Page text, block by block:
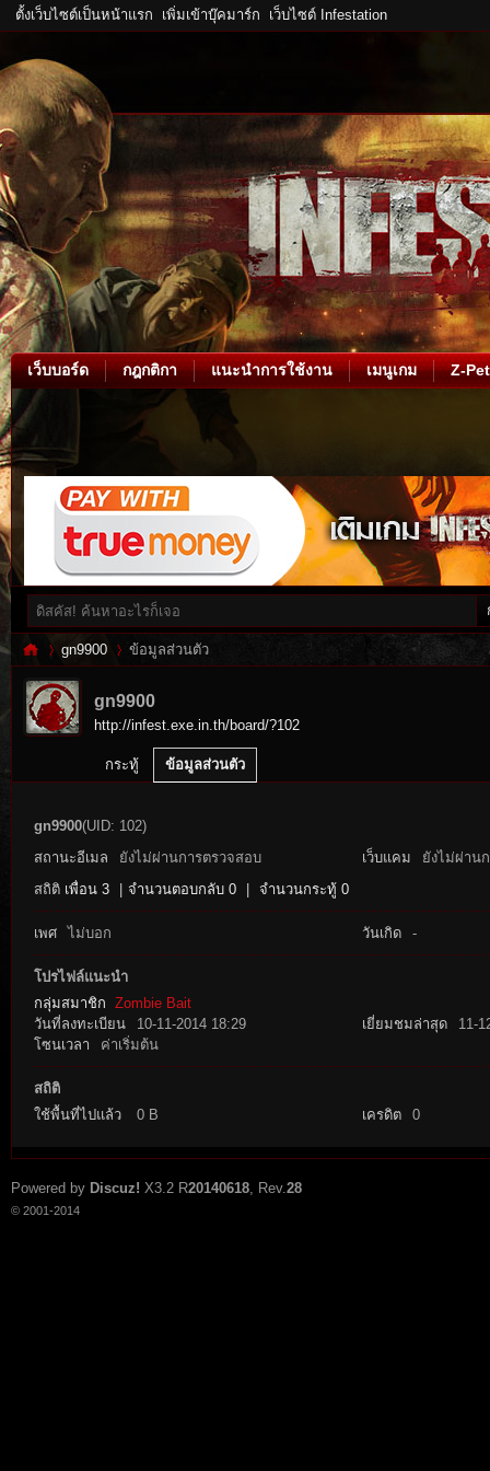
ตั้งเว็บไซต์เป็นหน้าแรก เพิ่มเข้าบุ๊คมาร์ก เว็บไซต์ Infestation
เว็บบอร์ด กฎกติกา แนะนำการใช้งาน เมนูเกม Z-Pet
gn9900 ข้อมูลส่วนตัว
gn9900
http://infest.exe.in.th/board/?102
กระทู้ ข้อมูลส่วนตัว
gn9900(UID: 102)
สถานะอีเมล
ยังไม่ผ่านการตรวจสอบ เว็บแคม
ยังไม่ผ่าน
สถิติ เพื่อน 3 จำนวนตอบกลับ 0 จำนวนกระทู้ 0
เพศ ไม่บอก วันเกิด -
โปรไฟล์แนะนำ
กลุ่มสมาชิก Zombie Bait
วันที่ลงทะเบียน
10-11-2014 18:29 เยี่ยมชมล่าสุด
11-
โซนเวลา
ค่าเริ่มต้น
สถิติ
ใช้พื้นที่ไปแล้ว
0 B เครดิต 0
Powered by Discuz! X3.2 R20140618, Rev.28
© 2001-2014